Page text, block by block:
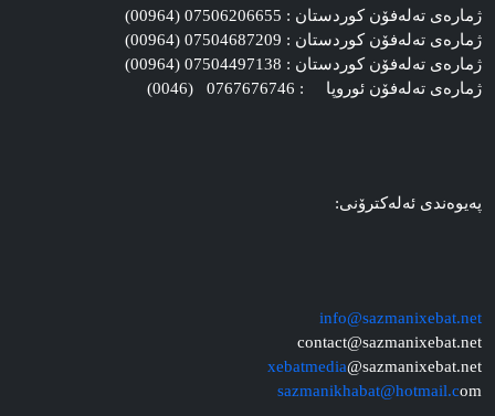
ژماره‌ی ته‌له‌فۆن کوردستان : 07506206655 (00964)
ژماره‌ی ته‌له‌فۆن کوردستان : 07504687209 (00964)
ژماره‌ی ته‌له‌فۆن کوردستان : 07504497138 (00964)
ژماره‌ی ته‌له‌فۆن ئوروپا : 0767676746 (0046)
په‌یوه‌ندی ئه‌له‌کترۆنی:
info@sazmanixebat.net
contact@sazmanixebat.net
xebatmedia@sazmanixebat.net
sazmanikhabat@hotmail.com